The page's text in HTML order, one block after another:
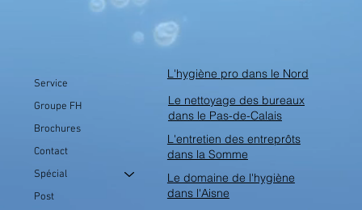
Service
Groupe FH
Brochures
Contact
Spécial
Post
L'hygiène pro dans le Nord
Le nettoyage des bureaux
dans le Pas-de-Calais
L'entretien des entreprôts
dans la Somme
Le domaine de l'hygiène
dans l'Aisne